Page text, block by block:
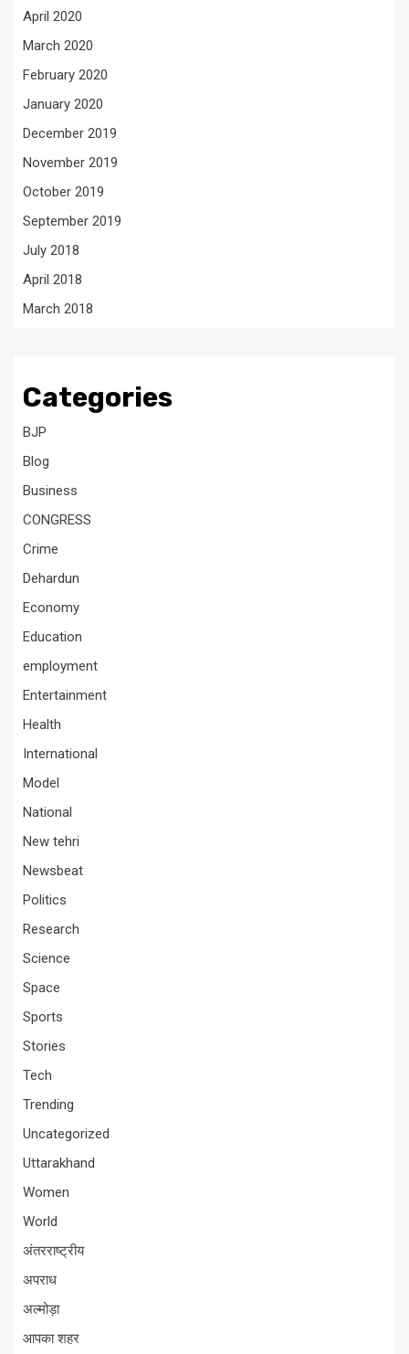
April 2020
March 2020
February 2020
January 2020
December 2019
November 2019
October 2019
September 2019
July 2018
April 2018
March 2018
Categories
BJP
Blog
Business
CONGRESS
Crime
Dehardun
Economy
Education
employment
Entertainment
Health
International
Model
National
New tehri
Newsbeat
Politics
Research
Science
Space
Sports
Stories
Tech
Trending
Uncategorized
Uttarakhand
Women
World
अंतरराष्ट्रीय
अपराध
अल्मोड़ा
आपका शहर